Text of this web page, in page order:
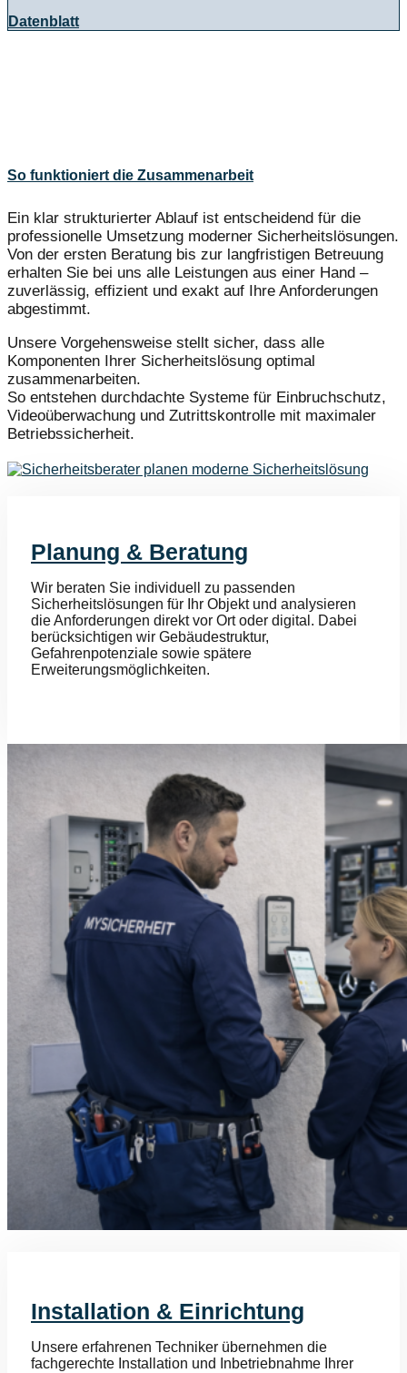
Datenblatt
So funktioniert die Zusammenarbeit
Ein klar strukturierter Ablauf ist entscheidend für die
professionelle Umsetzung moderner Sicherheitslösungen.
Von der ersten Beratung bis zur langfristigen Betreuung
erhalten Sie bei uns alle Leistungen aus einer Hand –
zuverlässig, effizient und exakt auf Ihre Anforderungen
abgestimmt.
Unsere Vorgehensweise stellt sicher, dass alle
Komponenten Ihrer Sicherheitslösung optimal
zusammenarbeiten.
So entstehen durchdachte Systeme für Einbruchschutz,
Videoüberwachung und Zutrittskontrolle mit maximaler
Betriebssicherheit.
Planung & Beratung
Wir beraten Sie individuell zu passenden
Sicherheitslösungen für Ihr Objekt und analysieren
die Anforderungen direkt vor Ort oder digital. Dabei
berücksichtigen wir Gebäudestruktur,
Gefahrenpotenziale sowie spätere
Erweiterungsmöglichkeiten.
Installation & Einrichtung
Unsere erfahrenen Techniker übernehmen die
fachgerechte Installation und Inbetriebnahme Ihrer